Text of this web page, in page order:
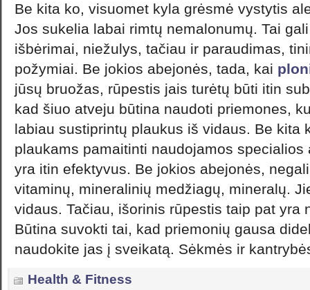
Be kita ko, visuomet kyla grėsmė vystytis
Jos sukelia labai rimtų nemalonumų. Tai
išbėrimai, niežulys, tačiau ir paraudimas,
požymiai. Be jokios abejonės, tada, kai
jūsų bruožas, rūpestis jais turėtų būti itin
kad šiuo atveju būtina naudoti priemones,
labiau sustiprintų plaukus iš vidaus. Be kita
plaukams pamaitinti naudojamos
yra itin efektyvus. Be jokios abejonės,
vitaminų, mineralinių medžiagų, mineralų.
vidaus. Tačiau, išorinis rūpestis taip pat yra
Būtina suvokti tai, kad priemonių gausa
naudokite jas į sveikatą. Sėkmės ir
Health & Fitness